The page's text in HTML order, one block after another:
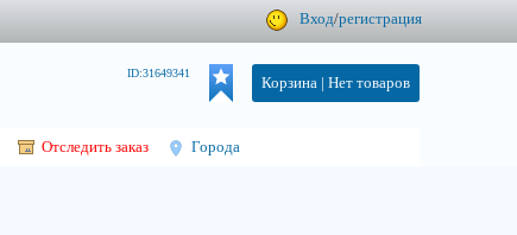
Вход/регистрация
Корзина | Нет товаров
ID:31649341
Отследить заказ Города